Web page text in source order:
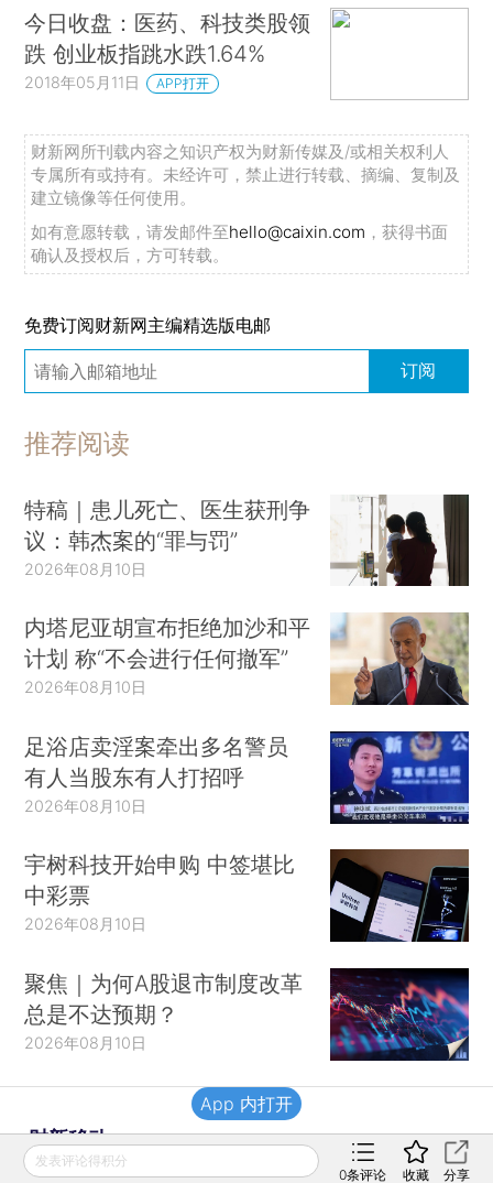
今日收盘：医药、科技类股领
跌 创业板指跳水跌1.64%
2018年05月11日 APP打开
财新网所刊载内容之知识产权为财新传媒及/或相关权利人
专属所有或持有。未经许可，禁止进行转载、摘编、复制及
建立镜像等任何使用。
如有意愿转载，请发邮件至hello@caixin.com ，获得书面
确认及授权后，方可转载。
免费订阅财新网主编精选版电邮
订阅
推荐阅读
特稿｜患儿死亡、医生获刑争
议：韩杰案的“罪与罚”
2026年08月10日
内塔尼亚胡宣布拒绝加沙和平
计划 称“不会进行任何撤军”
2026年08月10日
足浴店卖淫案牵出多名警员
有人当股东有人打招呼
2026年08月10日
宇树科技开始申购 中签堪比
中彩票
2026年08月10日
聚焦｜为何A股退市制度改革
总是不达预期？
2026年08月10日
财新移动
发表评论得积分
0条评论 收藏 分享
App 内打开